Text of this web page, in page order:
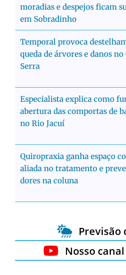
moradias e despejos ficam
em Sobradinho
Temporal provoca
queda de árvores e danos
Serra
Especialista explica como
abertura das comportas de
no Rio Jacuí
Quiropraxia ganha espaço
aliada no tratamento e
dores na coluna
Previsão
Nosso